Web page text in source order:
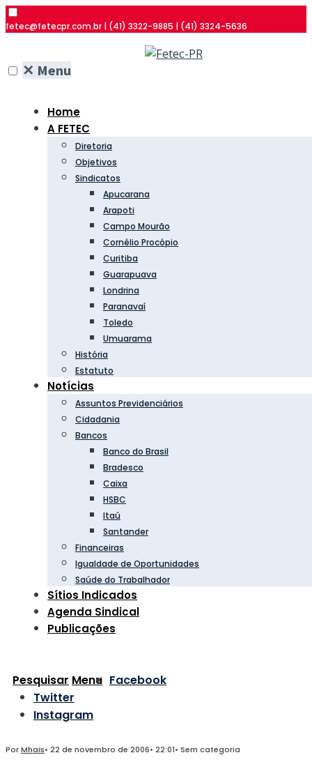
fetec@fetecpr.com.br | (41) 3322-9885 | (41) 3324-5636
✕ Menu
Home
A FETEC
Diretoria
Objetivos
Sindicatos
Apucarana
Arapoti
Campo Mourão
Cornélio Procópio
Curitiba
Guarapuava
Londrina
Paranavaí
Toledo
Umuarama
História
Estatuto
Notícias
Assuntos Previdenciários
Cidadania
Bancos
Banco do Brasil
Bradesco
Caixa
HSBC
Itaú
Santander
Financeiras
Igualdade de Oportunidades
Saúde do Trabalhador
Sítios Indicados
Agenda Sindical
Publicações
Pesquisar Menu Facebook
Twitter
Instagram
PorMhais• 22 de novembro de 2006• 22:01• Sem categoria